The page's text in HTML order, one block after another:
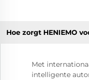
Hoe zorgt HENIEMO
Met
intelligente